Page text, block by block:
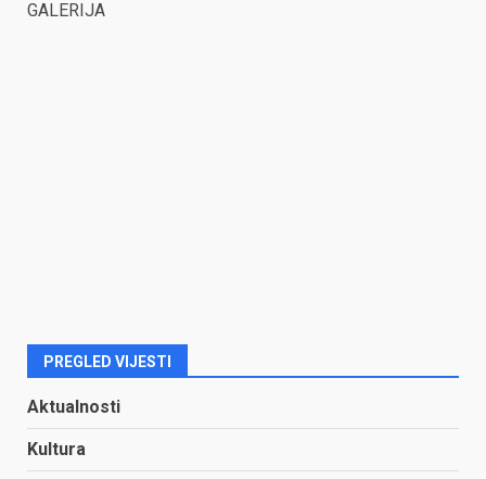
GALERIJA
PREGLED VIJESTI
Aktualnosti
Kultura